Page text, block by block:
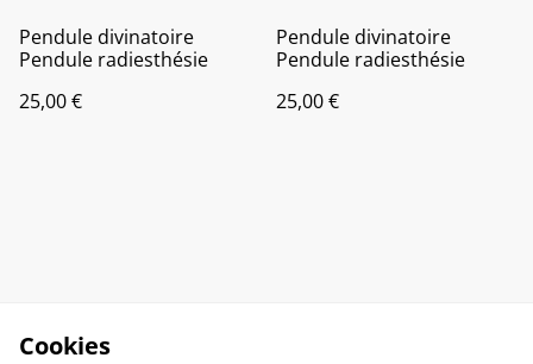
Pendule divinatoire
Pendule radiesthésie
25,00 €
Pendule divinatoire
Pendule radiesthésie
25,00 €
Cookies